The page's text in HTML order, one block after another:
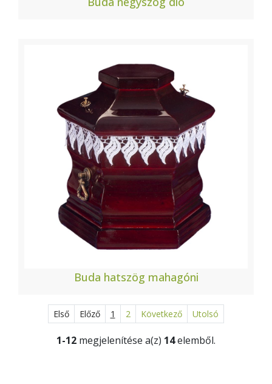
Buda hatszög mahagóni
Első Előző 1 2 Következő Utolsó
1-12 megjelenítése a(z) 14elemből.